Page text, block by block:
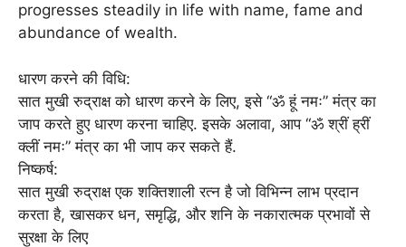
progresses steadily in life with name, fame and
abundance of wealth.
धारण करने की विधि:
सात मुखी रुद्राक्ष को धारण करने के लिए, इसे “ॐ हूं नमः” मंत्र का
जाप करते हुए धारण करना चाहिए. इसके अलावा, आप “ॐ श्रीं ह्रीं
क्लीं नमः” मंत्र का भी जाप कर सकते हैं.
निष्कर्ष:
सात मुखी रुद्राक्ष एक शक्तिशाली रत्न है जो विभिन्न लाभ प्रदान
करता है, खासकर धन, समृद्धि, और शनि के नकारात्मक प्रभावों से
सुरक्षा के लिए